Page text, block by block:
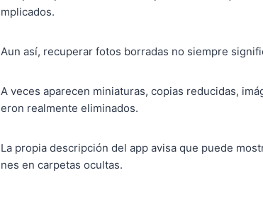
mplicados.
Aun así, recuperar fotos borradas no siempre
A veces aparecen miniaturas, copias reducidas,
eron realmente eliminados.
La propia descripción del app avisa que puede
nes en carpetas ocultas.